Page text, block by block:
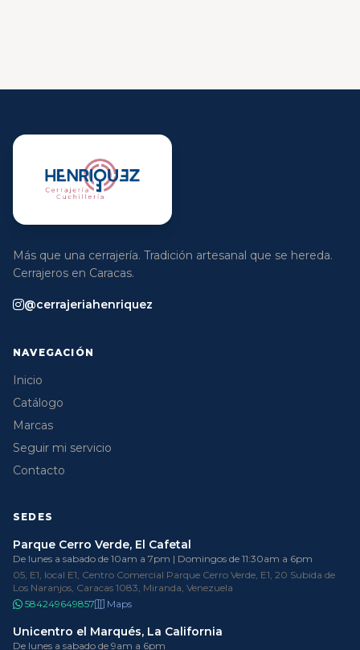
Más que una cerrajería. Tradición artesanal que se hereda.
Cerrajeros en Caracas.
@cerrajeriahenriquez
NAVEGACIÓN
Inicio
Catálogo
Marcas
Seguir mi servicio
Contacto
SEDES
Parque Cerro Verde, El Cafetal
De lunes a sabado de 10am a 7pm | Domingos de 11:30am a 6pm
05, E1, local E1, Centro Comercial Parque Cerro Verde, E1, 20 Subida de
Los Naranjos, Caracas 1083, Miranda, Venezuela
584249649857
Maps
Unicentro el Marqués, La California
De lunes a sabado de 9am a 6pm